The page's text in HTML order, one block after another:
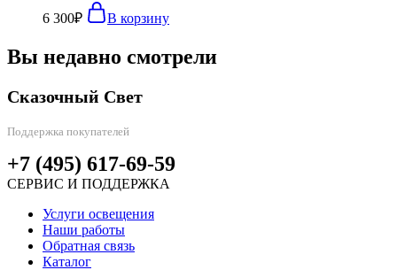
6 300₽ В корзину
Вы недавно смотрели
Сказочный Свет
Поддержка покупателей
+7 (495) 617-69-59
СЕРВИС И ПОДДЕРЖКА
Услуги освещения
Наши работы
Обратная связь
Каталог